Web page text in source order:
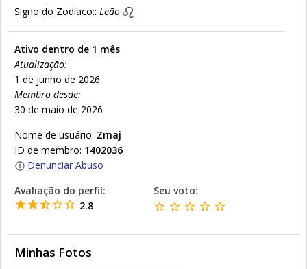
Signo do Zodíaco:: Leão
Ativo dentro de 1 mês
Atualização:
1 de junho de 2026
Membro desde:
30 de maio de 2026
Nome de usuário: Zmaj
ID de membro: 1402036
Denunciar Abuso
Avaliação do perfil:
2.8
Seu voto:
Minhas Fotos